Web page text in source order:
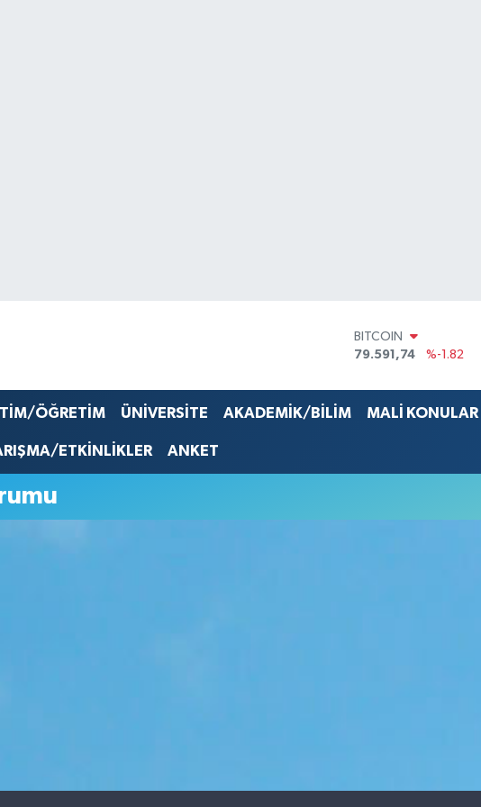
45,43620
STERLİN
6862,09000
%0.19
ÖĞRETİM ÜNİVERSİTE AKADEMİK/BİLİM MALİ KONULAR
ETKİNLİKLER ANKET